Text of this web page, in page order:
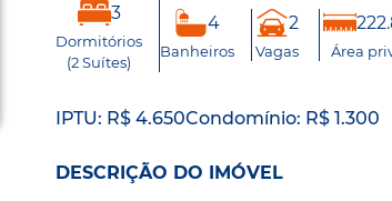
3
Dormitórios
(2 Suítes)
4
Banheiros
2
Vagas Área
IPTU: R$ 4.650Condomínio: R$ 1.300
DESCRIÇÃO DO IMÓVEL